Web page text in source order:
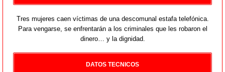
Tres mujeres caen víctimas de una descomunal estafa telefónica.
Para vengarse, se enfrentarán a los criminales que les robaron el
dinero… y la dignidad.
DATOS TECNICOS